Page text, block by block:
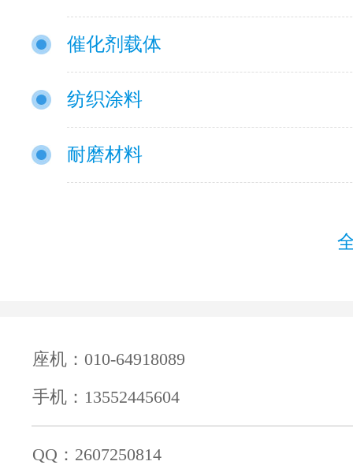
催化剂载体
纺织涂料
耐磨材料
座机：010-64918089
手机：13552445604
QQ：2607250814